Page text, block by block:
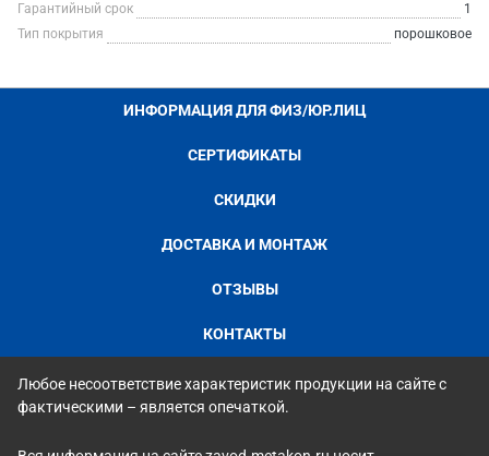
Гарантийный срок
1
Тип покрытия
порошковое
ИНФОРМАЦИЯ ДЛЯ ФИЗ/ЮР.ЛИЦ
СЕРТИФИКАТЫ
СКИДКИ
ДОСТАВКА И МОНТАЖ
ОТЗЫВЫ
КОНТАКТЫ
Любое несоответствие характеристик продукции на сайте с
фактическими – является опечаткой.